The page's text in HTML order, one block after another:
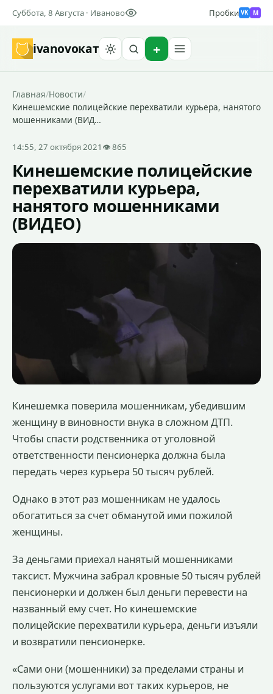
Суббота, 8 Августа · Иваново Пробки VK M
ivanovoкат
Главная/Новости/
Кинешемские полицейские перехватили курьера, нанятого
мошенниками (ВИД…
14:55, 27 октября 2021 👁 865
Кинешемские полицейские
перехватили курьера,
нанятого мошенниками
(ВИДЕО)
Кинешемка поверила мошенникам, убедившим
женщину в виновности внука в сложном ДТП.
Чтобы спасти родственника от уголовной
ответственности пенсионерка должна была
передать через курьера 50 тысяч рублей.
Однако в этот раз мошенникам не удалось
обогатиться за счет обманутой ими пожилой
женщины.
За деньгами приехал нанятый мошенниками
таксист. Мужчина забрал кровные 50 тысяч рублей
пенсионерки и должен был деньги перевести на
названный ему счет. Но кинешемские
полицейские перехватили курьера, деньги изъяли
и возвратили пенсионерке.
«Сами они (мошенники) за пределами страны и
пользуются услугами вот таких курьеров, не